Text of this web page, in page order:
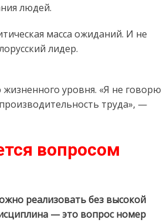
людей.
масса ожиданий. И не
лидер.
уровня. «Я не говорю
труда», —
вопросом
реализовать без высокой
— это вопрос номер